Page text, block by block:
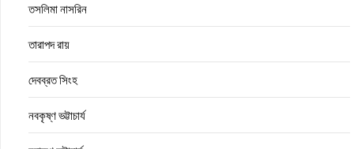
তসলিমা নাসরিন
তারাপদ রায়
দেবব্রত সিংহ
নবকৃষ্ণ ভট্টাচার্য